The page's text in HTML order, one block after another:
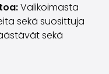
Valikoimasta
sekä suosittuja
sekä